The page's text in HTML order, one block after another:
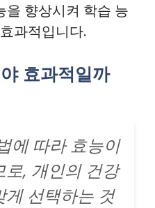
을 향상시켜 학습 능
과적입니다.
효과적일까
에 따라 효능이
로, 개인의 건강
게 선택하는 것